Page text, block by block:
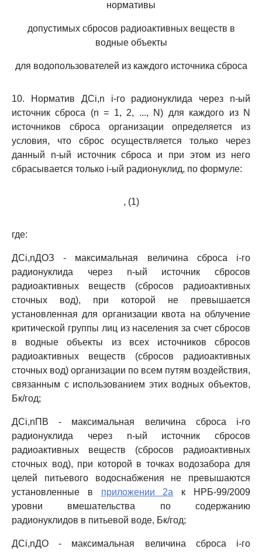
нормативы
допустимых сбросов радиоактивных веществ в
водные объекты
для водопользователей из каждого источника сброса
10. Норматив ДСi,n i-го радионуклида через n-ый
источник сброса (n = 1, 2, ..., N) для каждого из N
источников сброса организации определяется из
условия, что сброс осуществляется только через
данный n-ый источник сброса и при этом из него
сбрасывается только i-ый радионуклид, по формуле:
, (1)
где:
ДСi,nДОЗ - максимальная величина сброса i-го
радионуклида через n-ый источник сбросов
радиоактивных веществ (сбросов радиоактивных
сточных вод), при которой не превышается
установленная для организации квота на облучение
критической группы лиц из населения за счет сбросов
в водные объекты из всех источников сбросов
радиоактивных веществ (сбросов радиоактивных
сточных вод) организации по всем путям воздействия,
связанным с использованием этих водных объектов,
Бк/год;
ДСi,nПВ - максимальная величина сброса i-го
радионуклида через n-ый источник сбросов
радиоактивных веществ (сбросов радиоактивных
сточных вод), при которой в точках водозабора для
целей питьевого водоснабжения не превышаются
установленные в приложении 2а к НРБ-99/2009
уровни вмешательства по содержанию
радионуклидов в питьевой воде, Бк/год;
ДСi,nДО - максимальная величина сброса i-го